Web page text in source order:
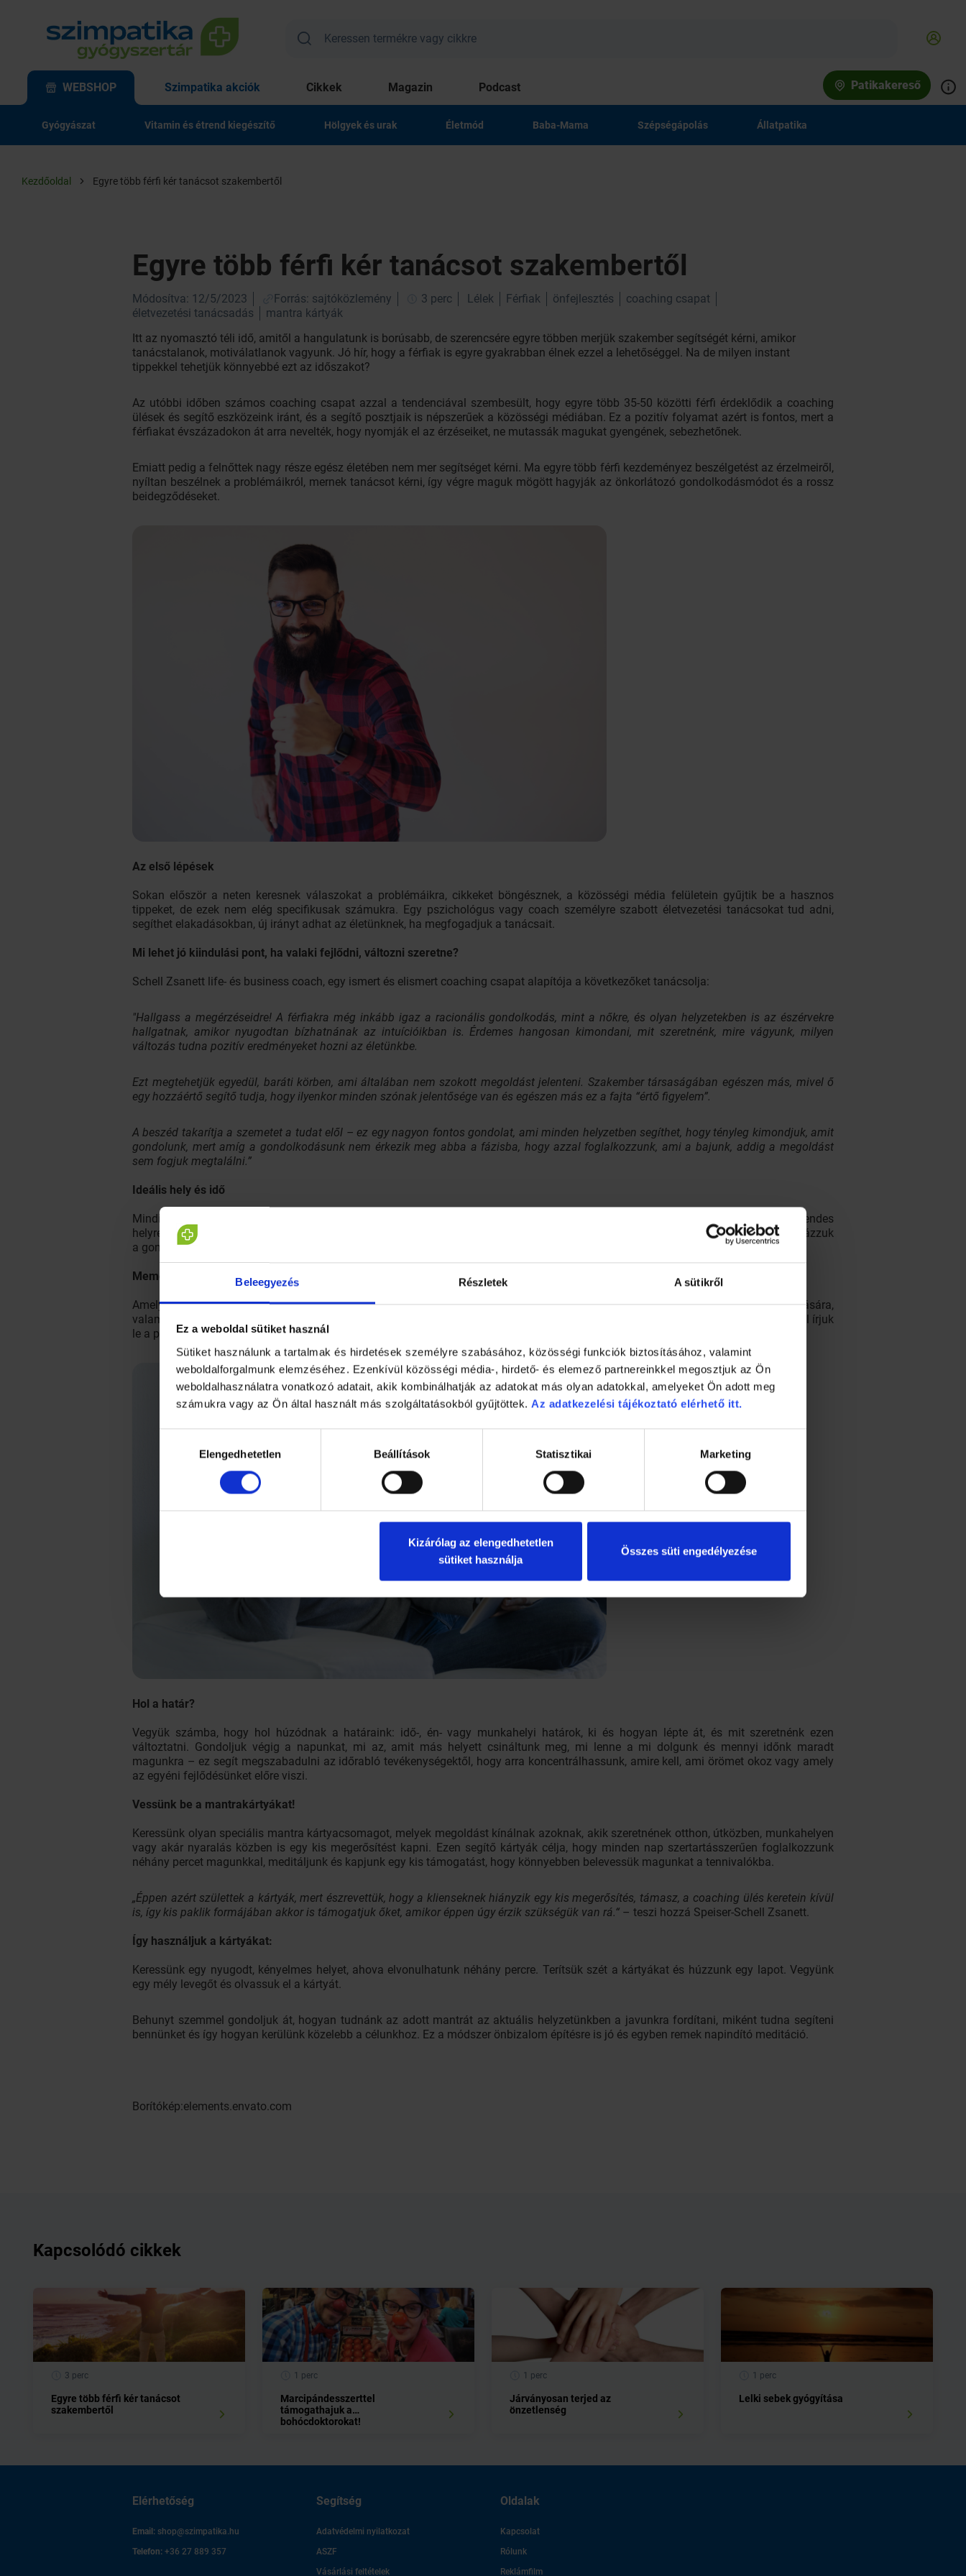
Beleegyezés Részletek A sütikről
Ez a weboldal sütiket használ
Sütiket használunk a tartalmak és hirdetések személyre szabásához, közösségi funkciók biztosításához, valamint
weboldalforgalmunk elemzéséhez. Ezenkívül közösségi média-, hirdető- és elemező partnereinkkel megosztjuk az Ön
weboldalhasználatra vonatkozó adatait, akik kombinálhatják az adatokat más olyan adatokkal, amelyeket Ön adott meg
számukra vagy az Ön által használt más szolgáltatásokból gyűjtöttek. Az adatkezelési tájékoztató elérhető itt.
kiválasztásaElengedhetetlen Beállítások Statisztikai Marketing
Kizárólag az elengedhetetlen
sütiket használja
Összes süti engedélyezése
WEBSHOP Szimpatika akciók Cikkek Magazin Podcast Patikakereső
Gyógyászat Vitamin és étrend kiegészítő Hölgyek és urak Életmód Baba-Mama Szépségápolás Állatpatika
Kezdőoldal Egyre több férfi kér tanácsot szakembertől
Egyre több férfi kér tanácsot szakembertől
Módosítva: 12/5/2023 Forrás: sajtóközlemény 3 perc Lélek Férfiak önfejlesztés
coaching csapat
életvezetési tanácsadás
mantra kártyák
Itt az nyomasztó téli idő, amitől a hangulatunk is borúsabb, de szerencsére egyre többen merjük szakember segítségét kérni, amikor
tanácstalanok, motiválatlanok vagyunk. Jó hír, hogy a férfiak is egyre gyakrabban élnek ezzel a lehetőséggel. Na de milyen instant
tippekkel tehetjük könnyebbé ezt az időszakot?
Az utóbbi időben számos coaching csapat azzal a tendenciával szembesült, hogy egyre több 35-50 közötti férfi érdeklődik a coaching
ülések és segítő eszközeink iránt, és a segítő posztjaik is népszerűek a közösségi médiában. Ez a pozitív folyamat azért is fontos, mert a
férfiakat évszázadokon át arra nevelték, hogy nyomják el az érzéseiket, ne mutassák magukat gyengének, sebezhetőnek.
Emiatt pedig a felnőttek nagy része egész életében nem mer segítséget kérni. Ma egyre több férfi kezdeményez beszélgetést az érzelmeiről,
nyíltan beszélnek a problémáikról, mernek tanácsot kérni, így végre maguk mögött hagyják az önkorlátozó gondolkodásmódot és a rossz
beidegződéseket.
Az első lépések
Sokan először a neten keresnek válaszokat a problémáikra, cikkeket böngésznek, a közösségi média felületein gyűjtik be a hasznos
tippeket, de ezek nem elég specifikusak számukra. Egy pszichológus vagy coach személyre szabott életvezetési tanácsokat tud adni,
segíthet elakadásokban, új irányt adhat az életünknek, ha megfogadjuk a tanácsait.
Mi lehet jó kiindulási pont, ha valaki fejlődni, változni szeretne?
Schell Zsanett life- és business coach, egy ismert és elismert coaching csapat alapítója a következőket tanácsolja:
"Hallgass a megérzéseidre! A férfiakra még inkább igaz a racionális gondolkodás, mint a nőkre, és olyan helyzetekben is az észérvekre
hallgatnak, amikor nyugodtan bízhatnának az intuícióikban is. Érdemes hangosan kimondani, mit szeretnénk, mire vágyunk, milyen
változás tudna pozitív eredményeket hozni az életünkbe.
Ezt megtehetjük egyedül, baráti körben, ami általában nem szokott megoldást jelenteni. Szakember társaságában egészen más, mivel ő
egy hozzáértő segítő tudja, hogy ilyenkor minden szónak jelentősége van és egészen más ez a fajta “értő figyelem”.
A beszéd takarítja a szemetet a tudat elől – ez egy nagyon fontos gondolat, ami minden helyzetben segíthet, hogy tényleg kimondjuk, amit
gondolunk, mert amíg a gondolkodásunk nem érkezik meg abba a fázisba, hogy azzal foglalkozzunk, ami a bajunk, addig a megoldást
sem fogjuk megtalálni.”
Ideális hely és idő
Mindig fordítsunk a saját gondolatainkra is időt, akár 10-15 percet, amit a szabadban töltünk, vagy vonuljunk el egy nyugodt, csendes
helyre, ahol nem zavar senki és ellazulhatunk. A természet közelsége és hangjai mindig kellemes környezetet jelenthetnek, hogy tisztázzuk
a gondolatainkat.
Memó vagy napló?
Amelyik szimpatikusabb! A naplóírást sokan nőiesnek, sőt tinilányosnak tarthatják, de nagyon jó módszer az elménk megnyugtatására,
valamint felemelő kiadni magunkból a zavaró, nyomasztó gondolatokat. Ha nincs elég időnk, akkor csak vázlatosan, gondolatjelekkel írjuk
le a problémáinkat, a felmerülő kérdéseket, amiket tisztázni szeretnénk a közeljövőben.
Hol a határ?
Vegyük számba, hogy hol húzódnak a határaink: idő-, én- vagy munkahelyi határok, ki és hogyan lépte át, és mit szeretnénk ezen
változtatni. Gondoljuk végig a napunkat, mi az, amit más helyett csináltunk meg, mi lenne a mi dolgunk és mennyi időnk maradt
magunkra – ez segít megszabadulni az időrabló tevékenységektől, hogy arra koncentrálhassunk, amire kell, ami örömet okoz vagy amely
az egyéni fejlődésünket előre viszi.
Vessünk be a mantrakártyákat!
Keressünk olyan speciális mantra kártyacsomagot, melyek megoldást kínálnak azoknak, akik szeretnének otthon, útközben, munkahelyen
vagy akár nyaralás közben is egy kis megerősítést kapni. Ezen segítő kártyák célja, hogy minden nap szertartásszerűen foglalkozzunk
néhány percet magunkkal, meditáljunk és kapjunk egy kis támogatást, hogy könnyebben belevessük magunkat a tennivalókba.
„Éppen azért születtek a kártyák, mert észrevettük, hogy a klienseknek hiányzik egy kis megerősítés, támasz, a coaching ülés keretein kívül
is, így kis paklik formájában akkor is támogatjuk őket, amikor éppen úgy érzik szükségük van rá.“ – teszi hozzá Speiser-Schell Zsanett.
Így használjuk a kártyákat:
Keressünk egy nyugodt, kényelmes helyet, ahova elvonulhatunk néhány percre. Terítsük szét a kártyákat és húzzunk egy lapot. Vegyünk
egy mély levegőt és olvassuk el a kártyát.
Behunyt szemmel gondoljuk át, hogyan tudnánk az adott mantrát az aktuális helyzetünkben a javunkra fordítani, miként tudna segíteni
bennünket és így hogyan kerülünk közelebb a célunkhoz. Ez a módszer önbizalom építésre is jó és egyben remek napindító meditáció.
Borítókép:elements.envato.com
Kapcsolódó cikkek
3 perc
Egyre több férfi kér tanácsot
szakembertől
1 perc
Marcipándesszerttel
támogathajuk a
bohócdoktorokat!
1 perc
Járványosan terjed az
önzetlenség
1 perc
Lelki sebek gyógyítása
Elérhetőség
Email: shop@szimpatika.hu
Telefon: +36 27 889 357
Segítség
Adatvédelmi nyilatkozat
ASZF
Vásárlási feltételek
Oldalak
Kapcsolat
Rólunk
Reklámfilm